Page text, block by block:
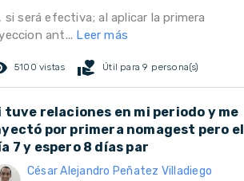
si será efectiva; al aplicar la primera
ant... Leer más
5100 vistas volunteer_activism Útil para 9 persona(s)
tuve relaciones en mi periodo y me
por primera nomagest pero el
7 y espero 8 días par
César Alejandro Peñatez Villadiego